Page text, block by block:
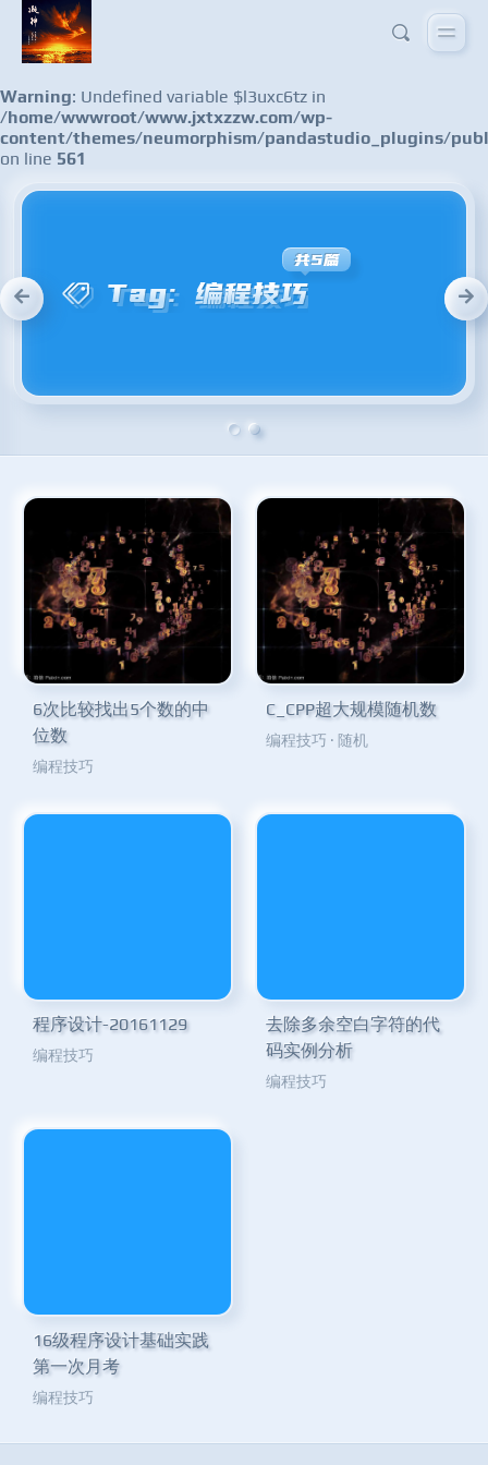
Warning: Undefined variable $l3uxc6tz in
/home/wwwroot/www.jxtxzzw.com/wp-
content/themes/neumorphism/pandastudio_plugins/
on line 561
6次比较找出5个数的中
位数
编程技巧
C_CPP超大规模随机数
编程技巧 · 随机
程序设计-20161129
编程技巧
去除多余空白字符的代
码实例分析
编程技巧
16级程序设计基础实践
第一次月考
编程技巧